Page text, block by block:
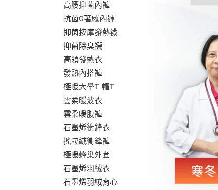
高腰抑菌內褲
抗菌0著感內褲
抑菌按摩發熱襪
抑菌除臭襪
高領發熱衣
發熱內搭褲
極暖大學T 帽T
雲柔暖波衣
雲柔暖腹褲
石墨烯衝鋒衣
搖粒絨衝鋒褲
極暖蜂巢外套
石墨烯羽絨衣
石墨烯羽絨背心